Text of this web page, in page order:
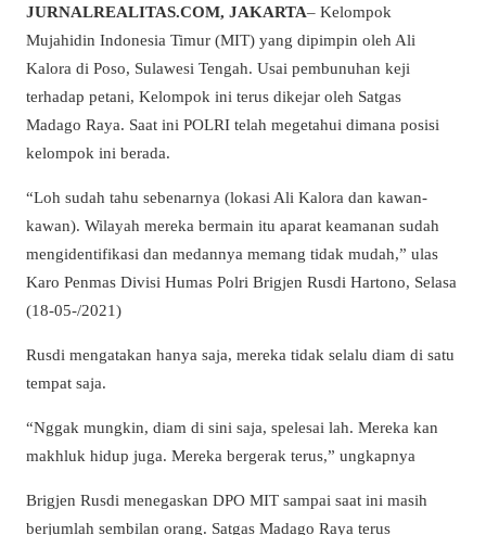
JURNALREALITAS.COM, JAKARTA– Kelompok
Mujahidin Indonesia Timur (MIT) yang dipimpin oleh Ali
Kalora di Poso, Sulawesi Tengah. Usai pembunuhan keji
terhadap petani, Kelompok ini terus dikejar oleh Satgas
Madago Raya. Saat ini POLRI telah megetahui dimana posisi
kelompok ini berada.
“Loh sudah tahu sebenarnya (lokasi Ali Kalora dan kawan-
kawan). Wilayah mereka bermain itu aparat keamanan sudah
mengidentifikasi dan medannya memang tidak mudah,” ulas
Karo Penmas Divisi Humas Polri Brigjen Rusdi Hartono, Selasa
(18-05-/2021)
Rusdi mengatakan hanya saja, mereka tidak selalu diam di satu
tempat saja.
“Nggak mungkin, diam di sini saja, spelesai lah. Mereka kan
makhluk hidup juga. Mereka bergerak terus,” ungkapnya
Brigjen Rusdi menegaskan DPO MIT sampai saat ini masih
berjumlah sembilan orang. Satgas Madago Raya terus